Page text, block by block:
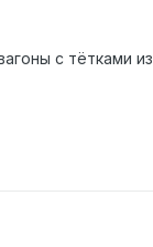
с тётками